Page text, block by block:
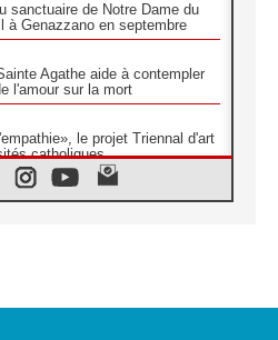
sanctuaire de Notre Dame du
à Genazzano en septembre
Agathe aide à contempler
l'amour sur la mort
le projet Triennal d'art
catholiques
donner la parole aux religieuses